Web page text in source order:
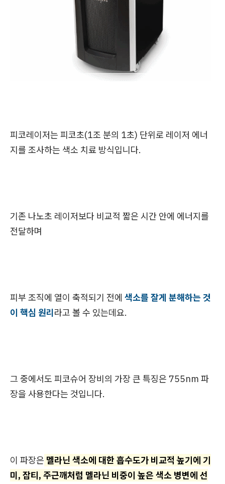
피코레이저는 피코초(1조 분의 1초) 단위로 레이저 에너
지를 조사하는 색소 치료 방식입니다.
기존 나노초 레이저보다 비교적 짧은 시간 안에 에너지를
전달하며
피부 조직에 열이 축적되기 전에 색소를 잘게 분해하는 것
이 핵심 원리라고 볼 수 있는데요.
그 중에서도 피코슈어 장비의 가장 큰 특징은 755nm 파
장을 사용한다는 것입니다.
이 파장은 멜라닌 색소에 대한 흡수도가 비교적 높기에 기
미, 잡티, 주근깨처럼 멜라닌 비중이 높은 색소 병변에 선